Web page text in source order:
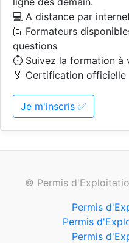
💻 A distance par
🙋 Formateurs
questions
⏱️ Suivez la formation à
🏅 Certification officielle
Je m'inscris ✅
© Permis
Permis
Permis
Permis